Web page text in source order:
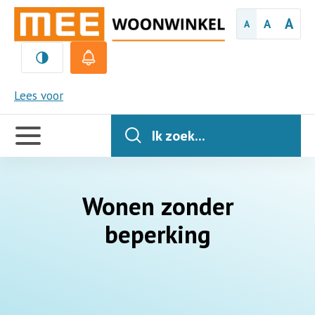
A A A
Lees voor
MEE
Handige
links
Ik zoek...
Wonen zonder
beperking